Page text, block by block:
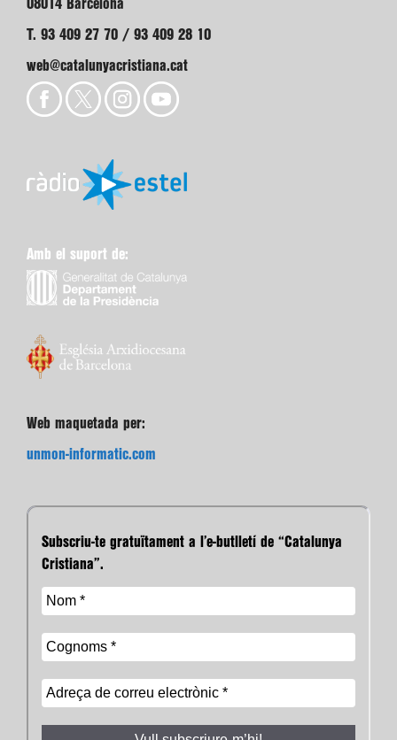
08014 Barcelona
T. 93 409 27 70 / 93 409 28 10
web@catalunyacristiana.cat
Amb el suport de:
Web maquetada per:
unmon-informatic.com
Subscriu-te gratuïtament a l’e-butlletí de “Catalunya
Cristiana”.